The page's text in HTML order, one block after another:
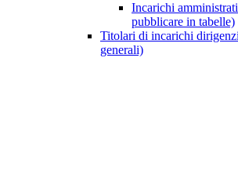
Incarichi
pubblicare in tabelle)
Titolari di incarichi
generali)